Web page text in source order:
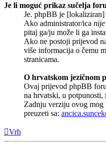
Je li moguć prikaz sučelja
Je. phpBB je [lokaliziran]
Ako administrator/ica
pitaj ga/ju može li ga
Ako ne postoji prijevod
više informacija o čemu
stranicama.
O hrvatskom jezičnom
Ovaj prijevod phpBB
na hrvatski, u potpunosti,
Zadnju verziju ovog mog
preuzeti sa:
Vrh